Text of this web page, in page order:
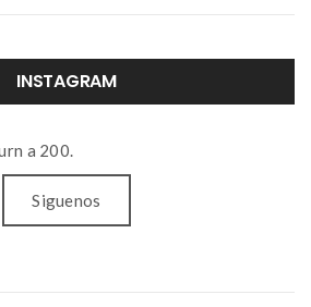
INSTAGRAM
a 200.
Siguenos